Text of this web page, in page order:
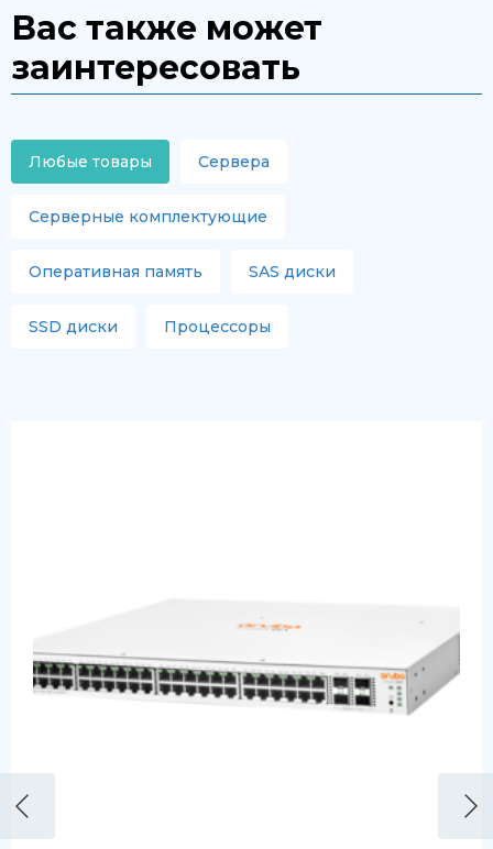
Вас также может
заинтересовать
Любые товары Сервера
Серверные комплектующие
Оперативная память SAS диски
SSD диски Процессоры